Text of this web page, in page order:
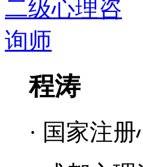
程涛
· 国家注